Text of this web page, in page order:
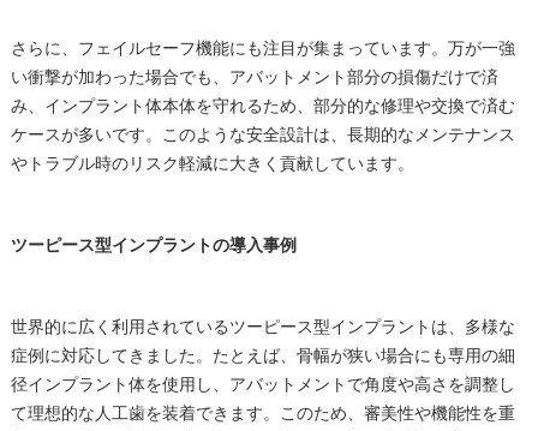
さらに、フェイルセーフ機能にも注目が集まっています。万が一強
い衝撃が加わった場合でも、アバットメント部分の損傷だけで済
み、インプラント体本体を守れるため、部分的な修理や交換で済む
ケースが多いです。このような安全設計は、長期的なメンテナンス
やトラブル時のリスク軽減に大きく貢献しています。
ツーピース型インプラントの導入事例
世界的に広く利用されているツーピース型インプラントは、多様な
症例に対応してきました。たとえば、骨幅が狭い場合にも専用の細
径インプラント体を使用し、アバットメントで角度や高さを調整し
て理想的な人工歯を装着できます。このため、審美性や機能性を重